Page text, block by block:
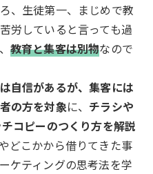
、生徒第一、まじめで教
労していると言っても過
教育と集客は別物なので
は自信があるが、集客には
の方を対象に、 チラシや
コピーのつくり方を解説
どこかから借りてきた事
ケティングの思考法を学